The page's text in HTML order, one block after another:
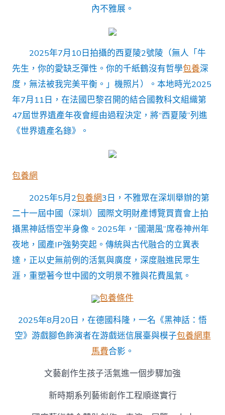
內不雅展。
2025年7月10日拍攝的西夏陵2號陵（無人「牛
先生，你的愛缺乏彈性。你的千紙鶴沒有哲學包養深
度，無法被我完美平衡。」機照片）。本地時光2025
年7月11日，在法國巴黎召開的結合國教科文組織第
47屆世界遺產年夜會經由過程決定，將“西夏陵”列進
《世界遺產名錄》。
包養網
2025年5月2包養網3日，不雅眾在深圳舉辦的第
二十一屆中國（深圳）國際文明財產博覽買賣會上拍
攝黑神話悟空半身像。2025年，“國潮風”席卷神州年
夜地，國產IP強勢突起。傳統與古代融合的立異表
達，正以史無前例的活氣與廣度，深度融進民眾生
涯，重塑著今世中國的文明景不雅與花費風氣。
包養條件
2025年8月20日，在德國科隆，一名《黑神話：悟
空》游戲腳色飾演者在游戲迷信展臺與模子包養網車
馬費合影。
文藝創作生孩子活氣進一個步驟加強
新時期系列藝術創作工程順遂實行